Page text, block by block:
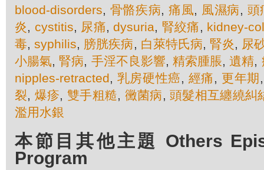
blood-disorders, 骨骼疾病, 痛風, 風濕病, 頭
炎, cystitis, 尿痛,dysuria, 腎絞痛, kidney-
毒,syphilis, 膀胱疾病, 白萊特氏病,腎炎, 尿
小腸氣,腎病, 手淫不良影響, 精索腫脹,遺精,
nipples-retracted, 乳房硬性癌, 經痛, 更年期
裂, 爆疹, 雙手粗糙, 黴菌病,頭髮相互纏繞糾
濫用水銀
本節目其他主題 Others
Program